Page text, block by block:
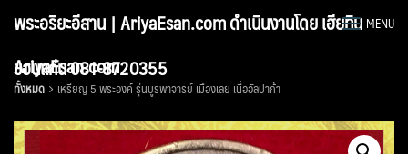
พระอริยะอีสาน | AriyaEsan.com ดำเนินงานโดย เฮียทิน
ขอนแก่น 081-8720355
MENU
AriyaEsan.com
ทั้งหมด เหรียญ 5 พระองค์ รุ่นบูรพาจารย์ เมืองเลย เนื้ออัลปาก้า